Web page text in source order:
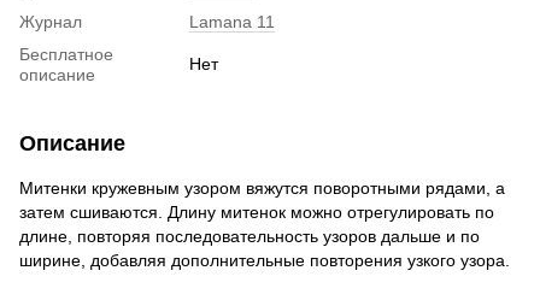
Журнал
Lamana 11
Бесплатное
описание
Нет
Описание
Митенки кружевным узором вяжутся поворотными рядами, а
затем сшиваются. Длину митенок можно отрегулировать по
длине, повторяя последовательность узоров дальше и по
ширине, добавляя дополнительные повторения узкого узора.